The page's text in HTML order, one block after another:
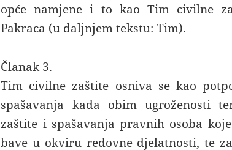
opće namjene i to kao Tim civilne
Pakraca (u daljnjem tekstu: Tim).
Članak 3.
Tim civilne zaštite osniva se kao
spašavanja kada obim ugroženosti
zaštite i spašavanja pravnih osoba
bave u okviru redovne djelatnosti, te